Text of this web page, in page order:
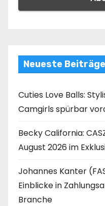
Neueste Beiträge
Cuties Love Balls:
Camgirls spürbar
Becky California:
August 2026 im
Johannes Kanter
Einblicke in
Branche